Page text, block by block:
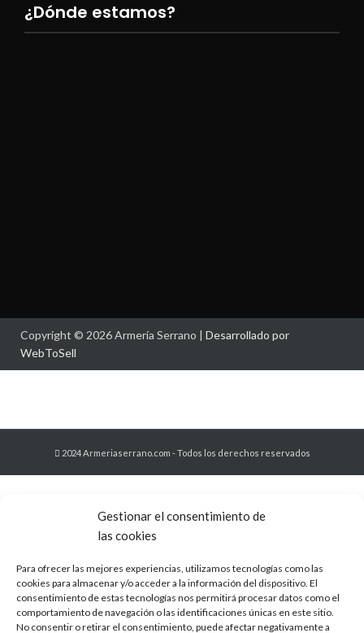
Gestionar el consentimiento de
las cookies
Para ofrecer las mejores experiencias, utilizamos tecnologías como las
cookies para almacenar y/o acceder a la información del dispositivo. El
consentimiento de estas tecnologías nos permitirá procesar datos como el
comportamiento de navegación o las identificaciones únicas en este sitio.
No consentir o retirar el consentimiento, puede afectar negativamente a
¿Dónde estamos?
Copyright © 2026 Armería Serrano | Desarrollado por
WebToSell
2024 Armeriaserrano.com - Todos los derechos reservados